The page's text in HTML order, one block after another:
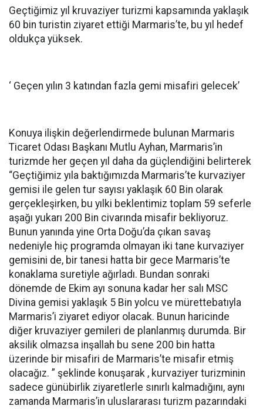
Geçtiğimiz yıl kruvaziyer turizmi kapsamında yaklaşık
60 bin turistin ziyaret ettiği Marmaris’te, bu yıl hedef
oldukça yüksek.
‘ Geçen yılın 3 katından fazla gemi misafiri gelecek’
Konuya ilişkin değerlendirmede bulunan Marmaris
Ticaret Odası Başkanı Mutlu Ayhan, Marmaris’in
turizmde her geçen yıl daha da güçlendiğini belirterek
“Geçtiğimiz yıla baktığımızda Marmaris’te kurvaziyer
gemisi ile gelen tur sayısı yaklaşık 60 Bin olarak
gerçekleşirken, bu yılki beklentimiz toplam 59 seferle
aşağı yukarı 200 Bin civarında misafir bekliyoruz.
Bunun yanında yine Orta Doğu’da çıkan savaş
nedeniyle hiç programda olmayan iki tane kurvaziyer
gemisini de, bir tanesi hatta bir gece Marmaris’te
konaklama suretiyle ağırladı. Bundan sonraki
dönemde de Ekim ayı sonuna kadar her salı MSC
Divina gemisi yaklaşık 5 Bin yolcu ve mürettebatıyla
Marmaris’i ziyaret ediyor olacak. Bunun haricinde
diğer kruvaziyer gemileri de planlanmış durumda. Bir
aksilik olmazsa inşallah bu sene 200 bin hatta
üzerinde bir misafiri de Marmaris’te misafir etmiş
olacağız. ” şeklinde konuşarak , kurvaziyer turizminin
sadece günübirlik ziyaretlerle sınırlı kalmadığını, aynı
zamanda Marmaris’in uluslararası turizm pazarındaki